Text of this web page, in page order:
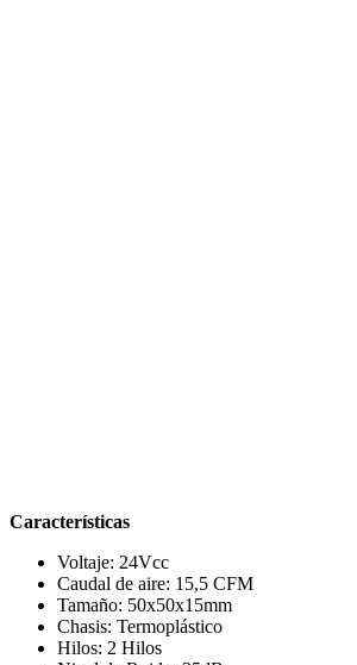
Características
Voltaje: 24Vcc
Caudal de aire: 15,5 CFM
Tamaño: 50x50x15mm
Chasis: Termoplástico
Hilos: 2 Hilos